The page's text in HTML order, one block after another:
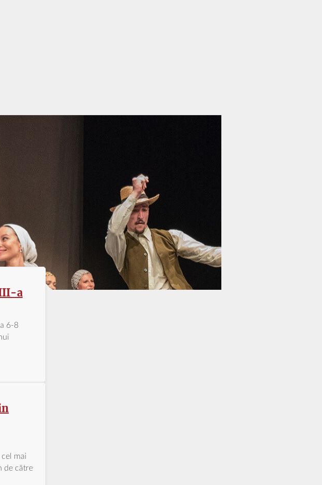
a
6-8
mai
de către